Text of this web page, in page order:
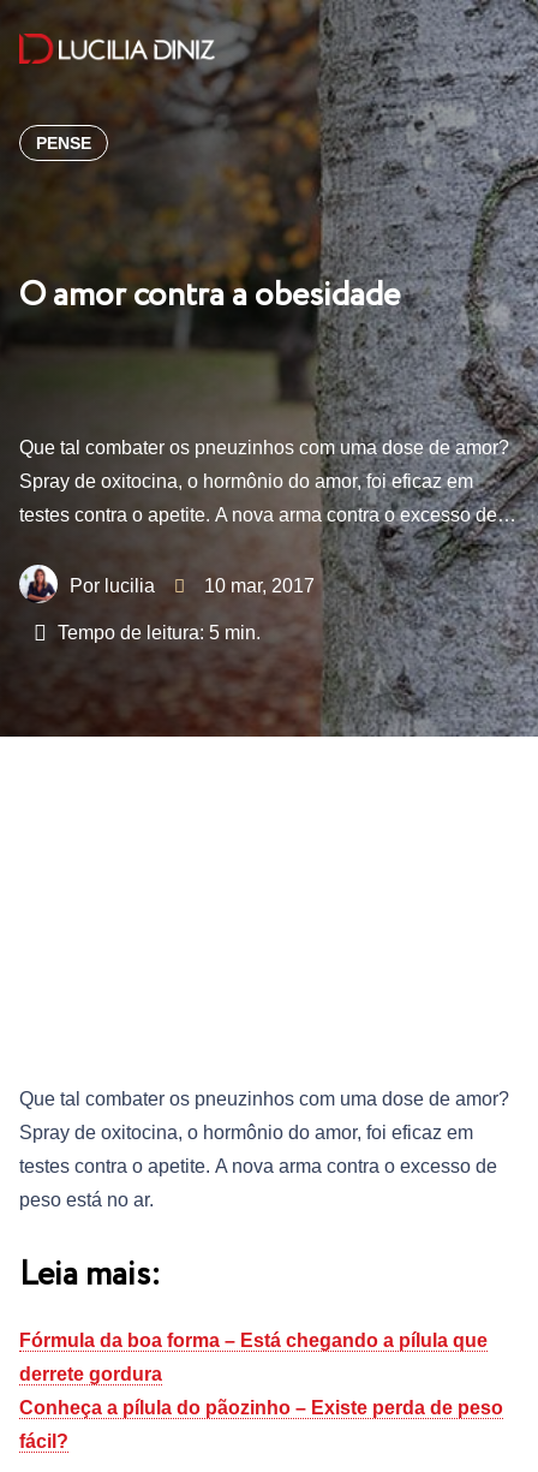
PENSE
O amor contra a obesidade
Que tal combater os pneuzinhos com uma dose de amor?
Spray de oxitocina, o hormônio do amor, foi eficaz em
testes contra o apetite. A nova arma contra o excesso de…
lucilia 10 mar, 2017
Tempo de leitura: 5 min.
Que tal combater os pneuzinhos com uma dose de amor?
Spray de oxitocina, o hormônio do amor, foi eficaz em
testes contra o apetite. A nova arma contra o excesso de
peso está no ar.
Leia mais:
Fórmula da boa forma – Está chegando a pílula que
derrete gordura
Conheça a pílula do pãozinho – Existe perda de peso
fácil?